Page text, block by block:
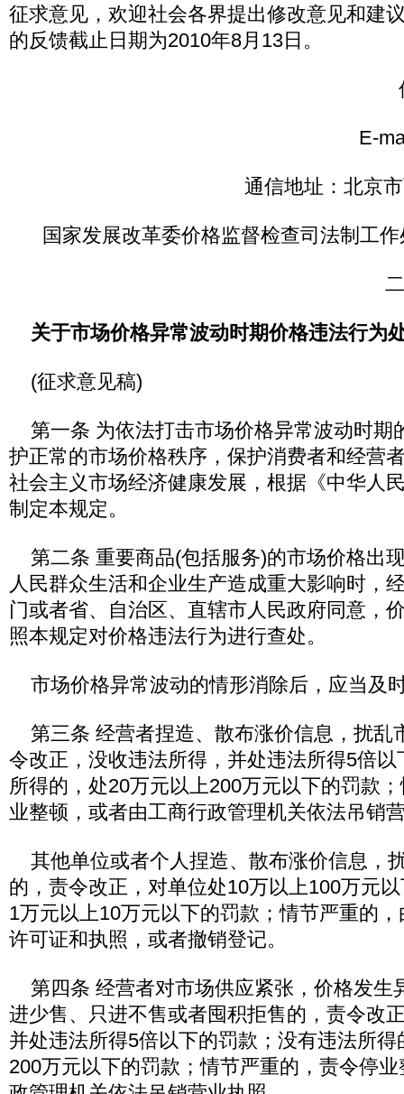
征求意见，欢迎社会各界提出修改意见和建
的反馈截止日期为2010年8月13日。
E-
通信地址：北京
国家发展改革委价格监督检查司法制工作
关于市场价格异常波动时期价格违法行为
(征求意见稿)
第一条 为依法打击市场价格异常波动时期
护正常的市场价格秩序，保护消费者和经营
社会主义市场经济健康发展，根据《中华人
制定本规定。
第二条 重要商品(包括服务)的市场价格出
人民群众生活和企业生产造成重大影响时，
门或者省、自治区、直辖市人民政府同意，
照本规定对价格违法行为进行查处。
市场价格异常波动的情形消除后，应当及
第三条 经营者捏造、散布涨价信息，扰乱
令改正，没收违法所得，并处违法所得5倍
所得的，处20万元以上200万元以下的罚款
业整顿，或者由工商行政管理机关依法吊销
其他单位或者个人捏造、散布涨价信息，
的，责令改正，对单位处10万以上100万元
1万元以上10万元以下的罚款；情节严重的
许可证和执照，或者撤销登记。
第四条 经营者对市场供应紧张，价格发生
进少售、只进不售或者囤积拒售的，责令改
并处违法所得5倍以下的罚款；没有违法所
200万元以下的罚款；情节严重的，责令停